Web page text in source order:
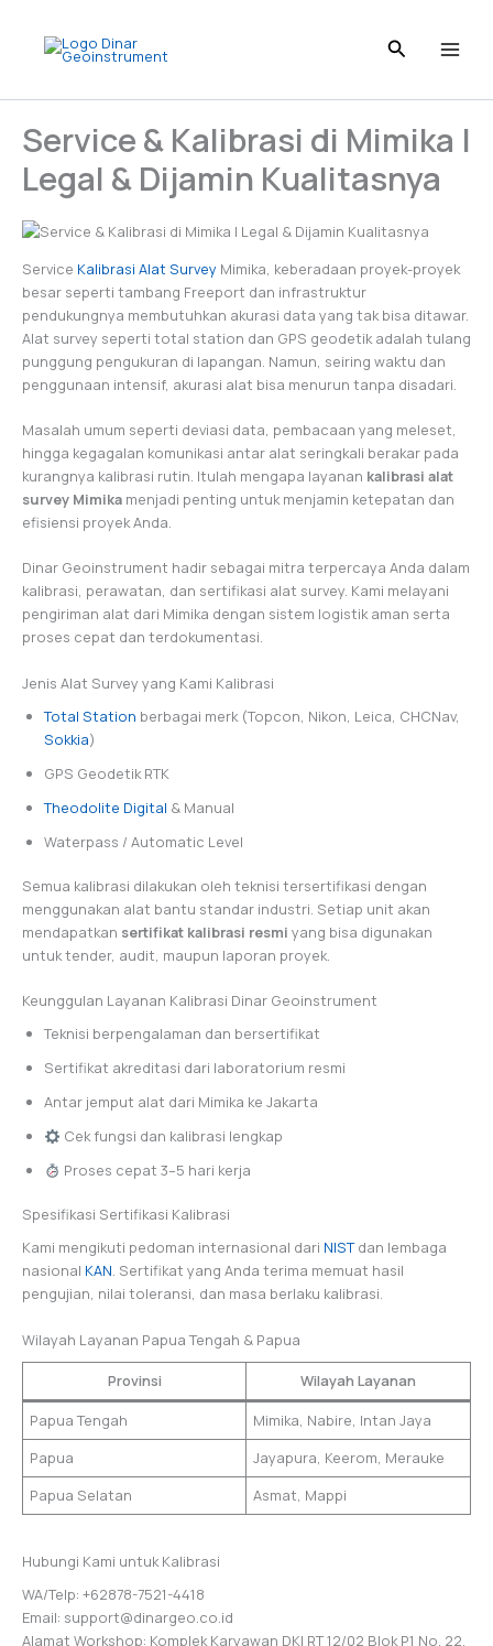
content
Service & Kalibrasi di Mimika |
Legal & Dijamin Kualitasnya
Service Kalibrasi Alat Survey Mimika, keberadaan proyek-proyek
besar seperti tambang Freeport dan infrastruktur
pendukungnya membutuhkan akurasi data yang tak bisa ditawar.
Alat survey seperti total station dan GPS geodetik adalah tulang
punggung pengukuran di lapangan. Namun, seiring waktu dan
penggunaan intensif, akurasi alat bisa menurun tanpa disadari.
Masalah umum seperti deviasi data, pembacaan yang meleset,
hingga kegagalan komunikasi antar alat seringkali berakar pada
kurangnya kalibrasi rutin. Itulah mengapa layanan kalibrasi alat
survey Mimika menjadi penting untuk menjamin ketepatan dan
efisiensi proyek Anda.
Dinar Geoinstrument hadir sebagai mitra terpercaya Anda dalam
kalibrasi, perawatan, dan sertifikasi alat survey. Kami melayani
pengiriman alat dari Mimika dengan sistem logistik aman serta
proses cepat dan terdokumentasi.
Jenis Alat Survey yang Kami Kalibrasi
Total Station berbagai merk (Topcon, Nikon, Leica, CHCNav,
Sokkia)
GPS Geodetik RTK
Theodolite Digital & Manual
Waterpass / Automatic Level
Semua kalibrasi dilakukan oleh teknisi tersertifikasi dengan
menggunakan alat bantu standar industri. Setiap unit akan
mendapatkan sertifikat kalibrasi resmi yang bisa digunakan
untuk tender, audit, maupun laporan proyek.
Keunggulan Layanan Kalibrasi Dinar Geoinstrument
Teknisi berpengalaman dan bersertifikat
Sertifikat akreditasi dari laboratorium resmi
Antar jemput alat dari Mimika ke Jakarta
Cek fungsi dan kalibrasi lengkap
Proses cepat 3–5 hari kerja
Spesifikasi Sertifikasi Kalibrasi
Kami mengikuti pedoman internasional dari NISTdan lembaga
nasional KAN. Sertifikat yang Anda terima memuat hasil
pengujian, nilai toleransi, dan masa berlaku kalibrasi.
Wilayah Layanan Papua Tengah & Papua
Provinsi
Wilayah Layanan
Papua Tengah
Mimika, Nabire, Intan Jaya
Papua
Jayapura, Keerom, Merauke
Papua Selatan
Asmat, Mappi
Hubungi Kami untuk Kalibrasi
WA/Telp: +62878-7521-4418
Email: support@dinargeo.co.id
Alamat Workshop: Komplek Karyawan DKI RT 12/02 Blok P1 No. 22,